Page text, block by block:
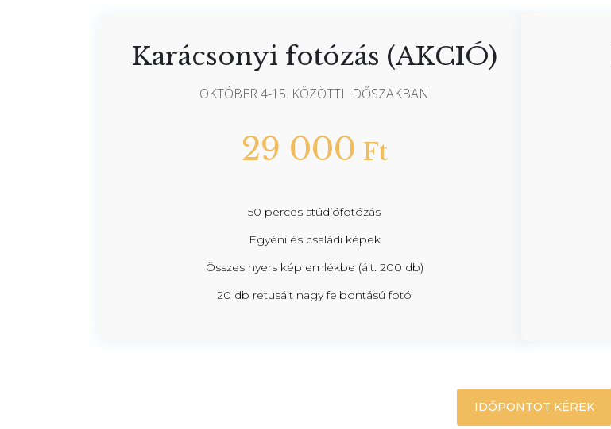
Karácsonyi fotózás (AKCIÓ)
OKTÓBER 4-15. KÖZÖTTI IDŐSZAKBAN
29 000 Ft
50 perces stúdiófotózás
Egyéni és családi képek
Összes nyers kép emlékbe (ált. 200 db)
20 db retusált nagy felbontású fotó
IDŐPONTOT KÉREK